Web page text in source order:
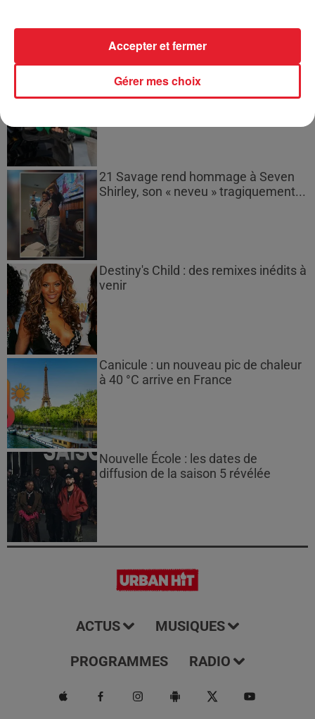
Les prix des carburants explosent :
gazole et SP95-E10 au-dessus de...
21 Savage rend hommage à Seven
Shirley, son « neveu » tragiquement...
Destiny's Child : des remixes inédits à
venir
Canicule : un nouveau pic de chaleur
à 40 °C arrive en France
Nouvelle École : les dates de
diffusion de la saison 5 révélée
ACTUS MUSIQUES
PROGRAMMES RADIO
Gérer mes choix
Accepter et fermer